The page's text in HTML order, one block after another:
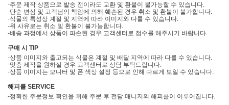
-주문 제작 상품으로 발송 전이라도 교환 및 환불이 불가능할 수 있습니다.
-단순 변심 및 고객님의 책임에 의해 훼손된 경우 취소 및 환불이 불가합니다.
-식물의 특성상 계절 및 지역에 따라 이미지와 다를 수 있습니다.
-위 사유로는 취소 및 환불이 불가능합니다.
-배송 과정에서 상품이 파손된 경우 고객센터로 접수를 해주시기 바랍니다.
구매 시 TIP
-상품 이미지와 출고되는 식물은 계절 및 배달 지역에 따라 다를 수 있습니다.
-맞춤 제작을 원하실 경우 고객센터로 상담 부탁드립니다.
-상품 이미지는 모니터 및 폰 색상 설정 등으로 인해 다르게 보일 수 있습니다.
해피콜 SERVICE
-정확한 주문정보 확인을 위해 주문 후 전담 매니저의 해피콜이 이루어집니다.